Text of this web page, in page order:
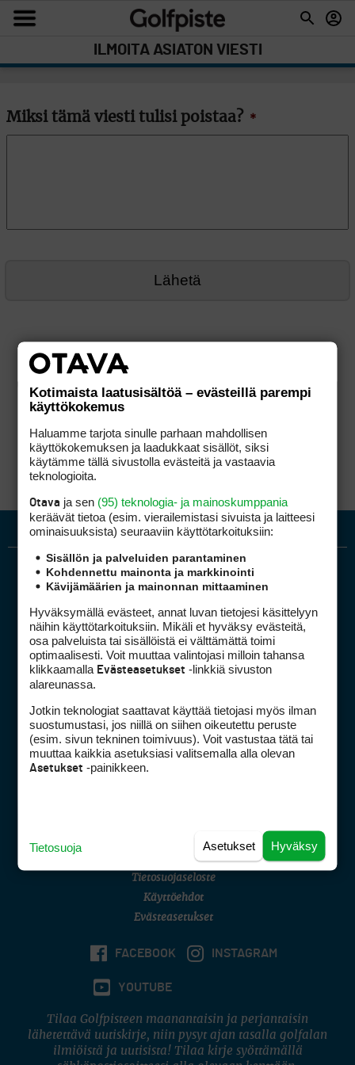
ILMOITA ASIATON VIESTI
Miksi tämä viesti tulisi poistaa? *
Golfpiste mediakortti
Golfpisteen yhteystiedot
DSA avoimuusraportti
Asiakaspalvelu
(digi) digi@otavamedia.fi
Tietosuojaseloste
Käyttöehdot
Evästeasetukset
FACEBOOK INSTAGRAM
YOUTUBE
Tilaa Golfpisteen maanantaisin ja perjantaisin
lähetettävä uutiskirje, niin pysyt ajan tasalla golfalan
ilmiöistä ja uutisista! Tilaa kirje syöttämällä
Kotimaista laatusisältöä – evästeillä parempi
käyttökokemus
Haluamme tarjota sinulle parhaan mahdollisen
käyttökokemuksen ja laadukkaat sisällöt, siksi
käytämme tällä sivustolla evästeitä ja vastaavia
teknologioita.
Otava ja sen (95) teknologia- ja mainoskumppania
keräävät tietoa (esim. vierailemis­tasi sivuista ja laitteesi
ominaisuuk­sista) seuraaviin käyttötarkoituksiin:
Sisällön ja palveluiden parantaminen
Kohdennettu mainonta ja markkinointi
Kävijämäärien ja mainonnan mittaaminen
Hyväksymällä evästeet, annat luvan tietojesi käsittelyyn
näihin käyttötarkoituksiin. Mikäli et hyväksy evästeitä,
osa palveluista tai sisällöistä ei välttämättä toimi
optimaalisesti. Voit muuttaa valintojasi milloin tahansa
klikkaamalla Evästeasetukset -linkkiä sivuston
alareunassa.
Jotkin teknologiat saattavat käyttää tietojasi myös ilman
suostumustasi, jos niillä on siihen oikeutettu peruste
(esim. sivun tekninen toimivuus). Voit vastustaa tätä tai
muuttaa kaikkia asetuksiasi valitsemalla alla olevan
Asetukset -painikkeen.
Hyväksy
Asetukset
Tietosuoja